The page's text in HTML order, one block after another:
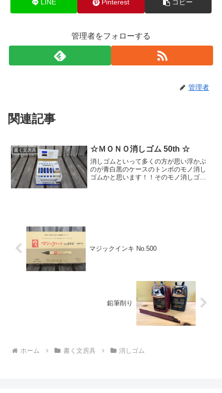
LINE Pinterest コピー
管理者をフォローする
管理者
関連記事
書く文房具 ☆ＭＯＮＯ消しゴム 50th ☆
消しゴムといって多くの方が思い浮かぶ
のが青白黒のケースのトンボのモノ消し
ゴムかと思います！！そのモノ消しゴム
マジックインキ No.500
鉛筆削り
ホーム 書く文房具 消しゴム